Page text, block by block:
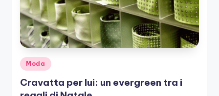
Posted
Moda
Cravatta per lui: un evergreen tra i